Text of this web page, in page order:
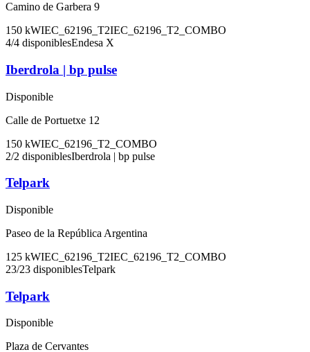
Camino de Garbera 9
150 kWIEC_62196_T2IEC_62196_T2_COMBO
4/4 disponiblesEndesa X
Iberdrola | bp pulse
Disponible
Calle de Portuetxe 12
150 kWIEC_62196_T2_COMBO
2/2 disponiblesIberdrola | bp pulse
Telpark
Disponible
Paseo de la República Argentina
125 kWIEC_62196_T2IEC_62196_T2_COMBO
23/23 disponiblesTelpark
Telpark
Disponible
Plaza de Cervantes